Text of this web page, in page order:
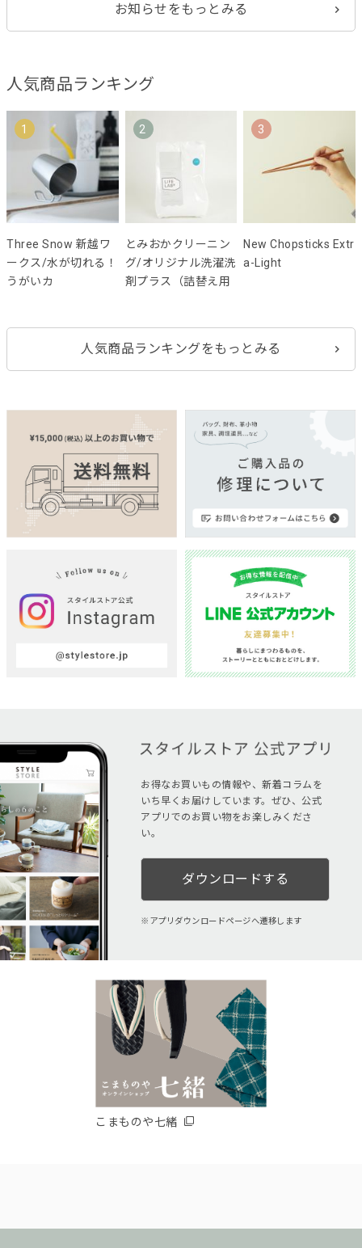
お知らせをもっとみる
人気商品ランキング
1
Three Snow 新越ワ
ークス/水が切れる！
うがいカ
2
とみおかクリーニン
グ/オリジナル洗濯洗
剤プラス（詰替え用
3
New Chopsticks Extr
a-Light
人気商品ランキングをもっとみる
お得なお買いもの情報や、新着コラムを
いち早くお届けしています。ぜひ、公式
アプリでのお買い物をお楽しみくださ
い。
ダウンロードする
アプリダウンロードページへ遷移します
こまものや七緒